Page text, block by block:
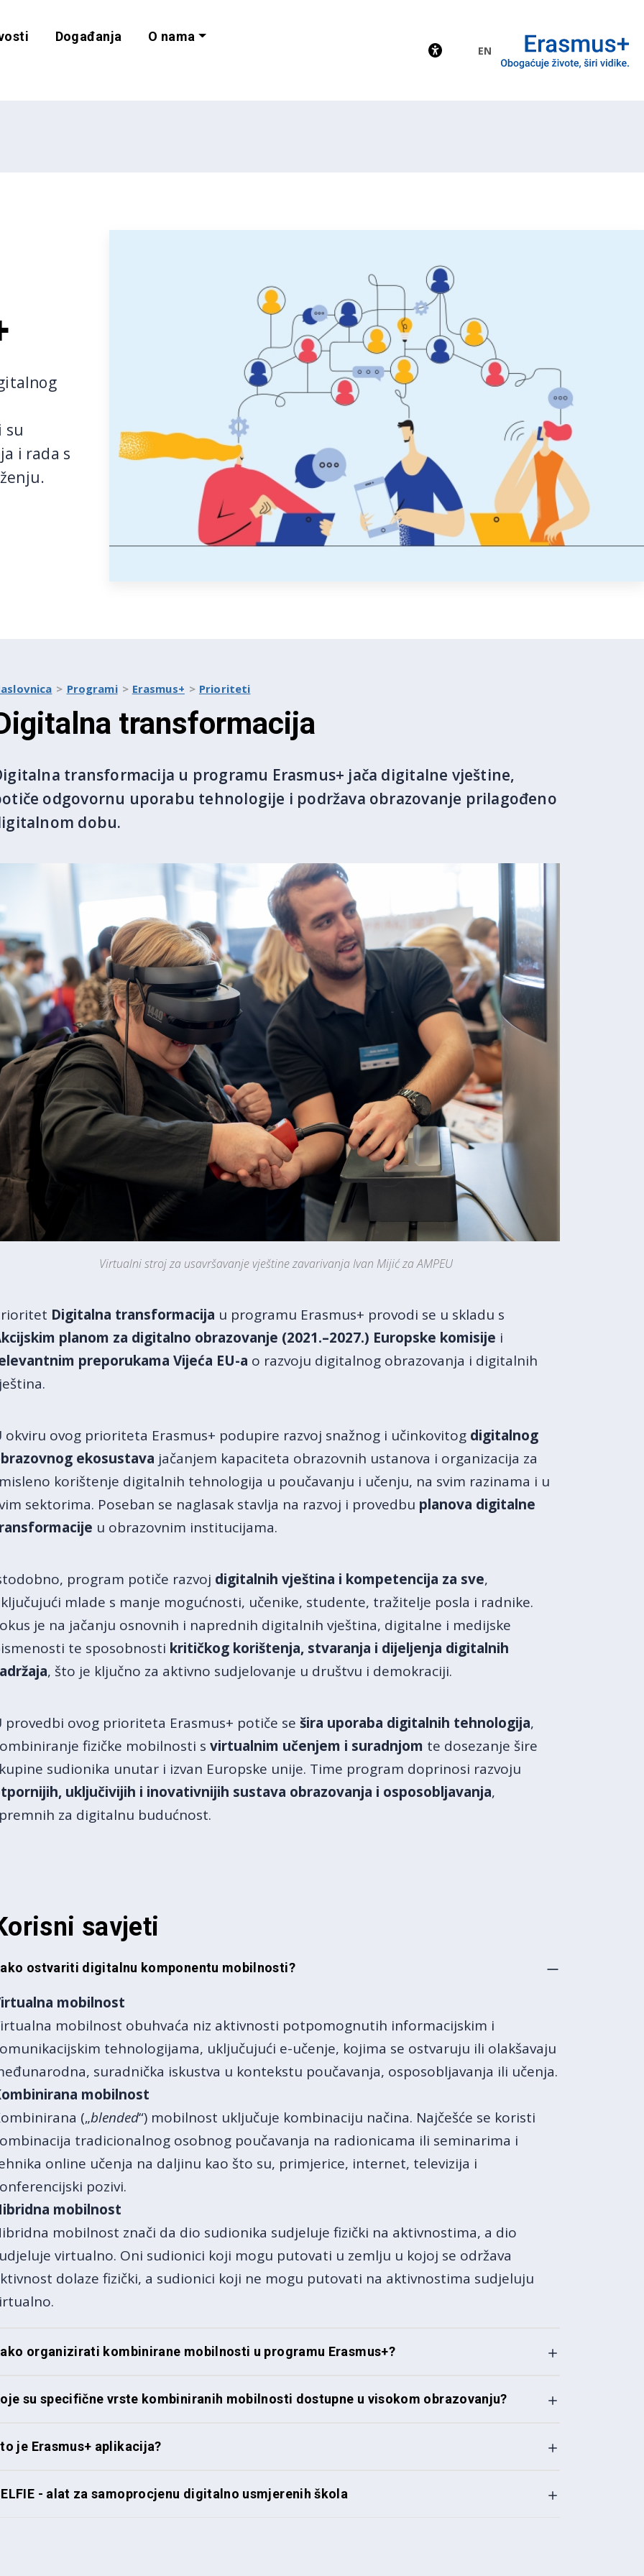
i programe EU
Događanja O nama
EN
su
i rada s
Programi Erasmus+ Prioriteti
transformacija
transformacija u programu Erasmus+ jača digitalne vještine,
odgovornu uporabu tehnologije i podržava obrazovanje prilagođeno
dobu.
Virtualni stroj za usavršavanje vještine zavarivanja Ivan Mijić za AMPEU
Digitalna transformacija u programu Erasmus+ provodi se u skladu s
planom za digitalno obrazovanje (2021.–2027.) Europske komisije i
preporukama Vijeća EU-a o razvoju digitalnog obrazovanja i digitalnih
okviru ovog prioriteta Erasmus+ podupire razvoj snažnog i učinkovitog digitalnog
ekosustava jačanjem kapaciteta obrazovnih ustanova i organizacija za
korištenje digitalnih tehnologija u poučavanju i učenju, na svim razinama i u
sektorima. Poseban se naglasak stavlja na razvoj i provedbu planova digitalne
u obrazovnim institucijama.
program potiče razvoj digitalnih vještina i kompetencija za sve,
mlade s manje mogućnosti, učenike, studente, tražitelje posla i radnike.
je na jačanju osnovnih i naprednih digitalnih vještina, digitalne i medijske
te sposobnosti kritičkog korištenja, stvaranja i dijeljenja digitalnih
, što je ključno za aktivno sudjelovanje u društvu i demokraciji.
provedbi ovog prioriteta Erasmus+ potiče se šira uporaba digitalnih tehnologija,
fizičke mobilnosti s virtualnim učenjem i suradnjom te dosezanje šire
sudionika unutar i izvan Europske unije. Time program doprinosi razvoju
uključivijih i inovativnijih sustava obrazovanja i osposobljavanja,
za digitalnu budućnost.
savjeti
ostvariti digitalnu komponentu mobilnosti?
mobilnost
mobilnost obuhvaća niz aktivnosti potpomognutih informacijskim i
tehnologijama, uključujući e-učenje, kojima se ostvaruju ili olakšavaju
suradnička iskustva u kontekstu poučavanja, osposobljavanja ili učenja.
mobilnost
(„blended“) mobilnost uključuje kombinaciju načina. Najčešće se koristi
tradicionalnog osobnog poučavanja na radionicama ili seminarima i
online učenja na daljinu kao što su, primjerice, internet, televizija i
pozivi.
mobilnost
mobilnost znači da dio sudionika sudjeluje fizički na aktivnostima, a dio
virtualno. Oni sudionici koji mogu putovati u zemlju u kojoj se održava
dolaze fizički, a sudionici koji ne mogu putovati na aktivnostima sudjeluju
organizirati kombinirane mobilnosti u programu Erasmus+?
su specifične vrste kombiniranih mobilnosti dostupne u visokom obrazovanju?
je Erasmus+ aplikacija?
- alat za samoprocjenu digitalno usmjerenih škola